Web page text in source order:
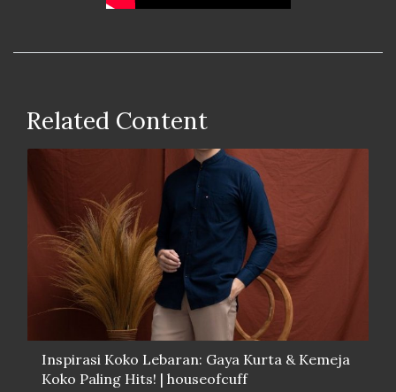
Related Content
Inspirasi Koko Lebaran: Gaya Kurta & Kemeja
Koko Paling Hits! | houseofcuff